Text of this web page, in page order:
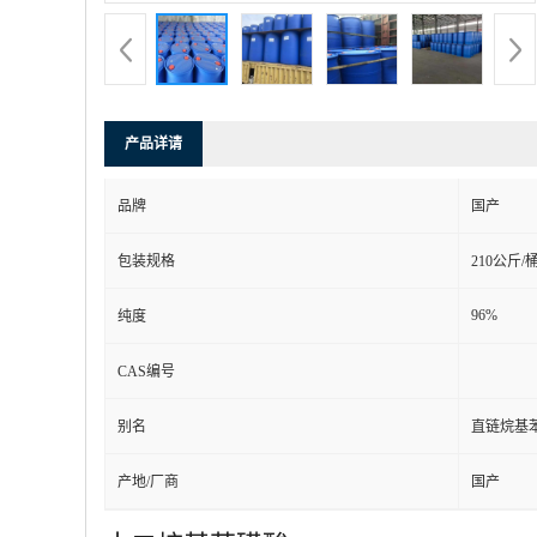
产品详请
品牌 国产
包装规格 210公斤/
纯度 96%
CAS编号
别名 直链烷基
产地/厂商 国产